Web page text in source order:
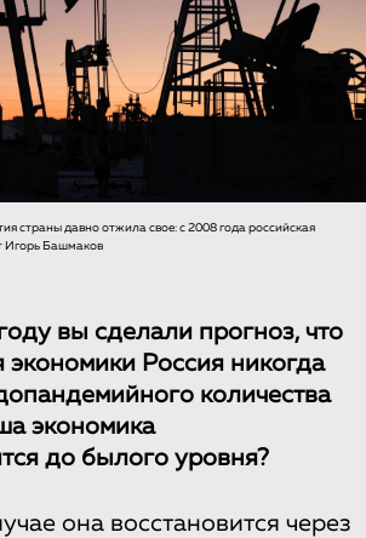
страны давно отжила свое: с 2008 года российская
Игорь Башмаков
вы сделали прогноз, что
экономики Россия никогда
количества
экономика
до былого уровня?
она восстановится через